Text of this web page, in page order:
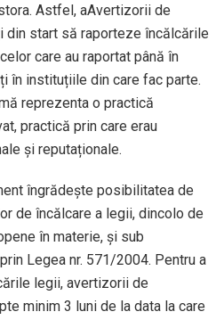
Astfel, aAvertizorii de
din start să raporteze încălcările
care au raportat până în
în instituțiile din care fac parte.
reprezenta o practică
practică prin care erau
și reputaționale.
îngrădește posibilitatea de
de încălcare a legii, dincolo de
în materie, și sub
Legea nr. 571/2004. Pentru a
legii, avertizorii de
minim 3 luni de la data la care